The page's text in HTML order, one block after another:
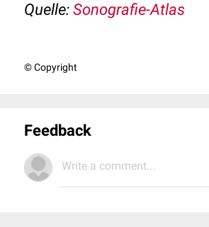
Quelle: Sonografie-Atlas
© Copyright
Feedback
Write a comment...